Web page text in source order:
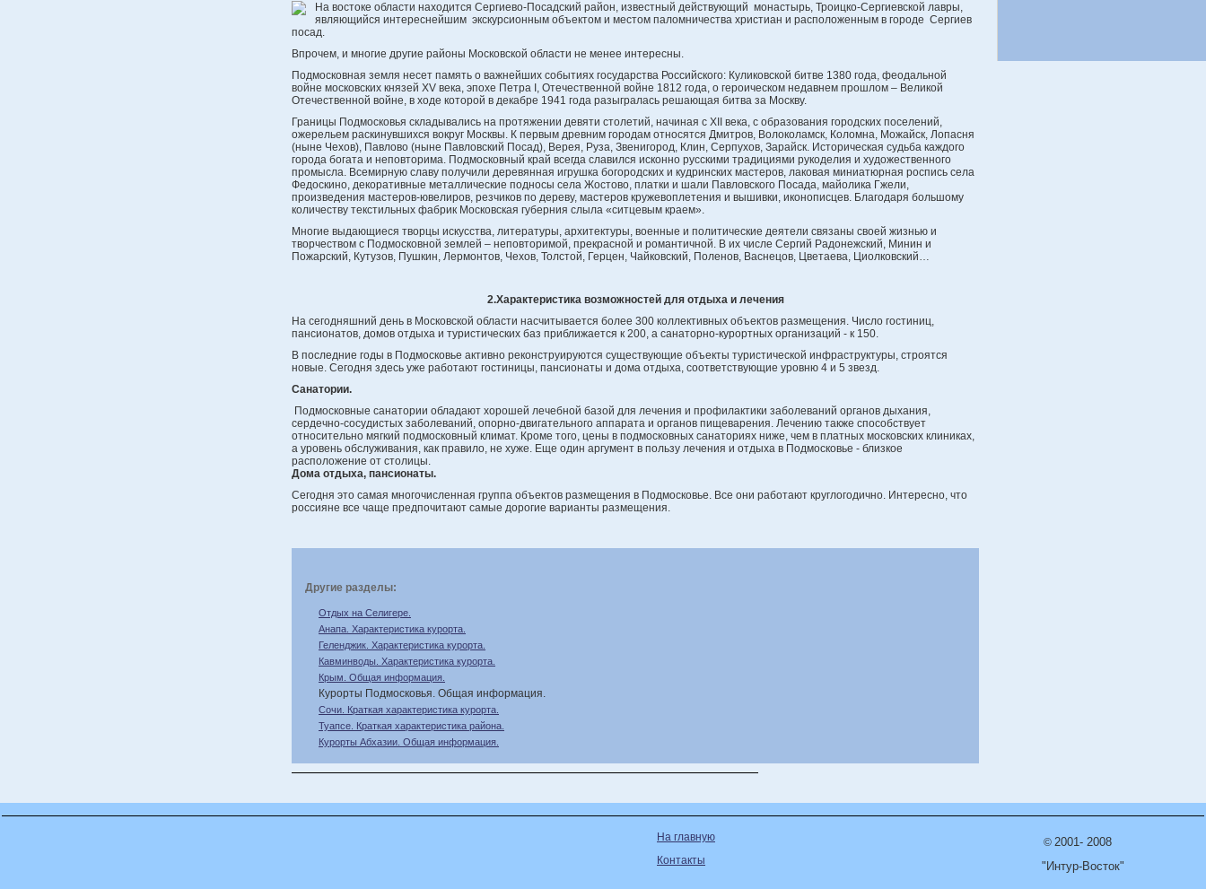
На востоке области находится Сергиево-Посадский район, известный действующий монастырь, Троицко-Сергиевской лавры,
являющийся интереснейшим экскурсионным объектом и местом паломничества христиан и расположенным в городе Сергиев
посад.
Впрочем, и многие другие районы Московской области не менее интересны.
Подмосковная земля несет память о важнейших событиях государства Российского: Куликовской битве 1380 года, феодальной
войне московских князей XV века, эпохе Петра I, Отечественной войне 1812 года, о героическом недавнем прошлом – Великой
Отечественной войне, в ходе которой в декабре 1941 года разыгралась решающая битва за Москву.
Границы Подмосковья складывались на протяжении девяти столетий, начиная с XII века, с образования городских поселений,
ожерельем раскинувшихся вокруг Москвы. К первым древним городам относятся Дмитров, Волоколамск, Коломна, Можайск, Лопасня
(ныне Чехов), Павлово (ныне Павловский Посад), Верея, Руза, Звенигород, Клин, Серпухов, Зарайск. Историческая судьба каждого
города богата и неповторима. Подмосковный край всегда славился исконно русскими традициями рукоделия и художественного
промысла. Всемирную славу получили деревянная игрушка богородских и кудринских мастеров, лаковая миниатюрная роспись села
Федоскино, декоративные металлические подносы села Жостово, платки и шали Павловского Посада, майолика Гжели,
произведения мастеров-ювелиров, резчиков по дереву, мастеров кружевоплетения и вышивки, иконописцев. Благодаря большому
количеству текстильных фабрик Московская губерния слыла «ситцевым краем».
Многие выдающиеся творцы искусства, литературы, архитектуры, военные и политические деятели связаны своей жизнью и
творчеством с Подмосковной землей – неповторимой, прекрасной и романтичной. В их числе Сергий Радонежский, Минин и
Пожарский, Кутузов, Пушкин, Лермонтов, Чехов, Толстой, Герцен, Чайковский, Поленов, Васнецов, Цветаева, Циолковский…
2.Характеристика возможностей для отдыха и лечения
На сегодняшний день в Московской области насчитывается более 300 коллективных объектов размещения. Число гостиниц,
пансионатов, домов отдыха и туристических баз приближается к 200, а санаторно-курортных организаций - к 150.
В последние годы в Подмосковье активно реконструируются существующие объекты туристической инфраструктуры, строятся
новые. Сегодня здесь уже работают гостиницы, пансионаты и дома отдыха, соответствующие уровню 4 и 5 звезд.
Санатории.
Подмосковные санатории обладают хорошей лечебной базой для лечения и профилактики заболеваний органов дыхания,
сердечно-сосудистых заболеваний, опорно-двигательного аппарата и органов пищеварения. Лечению также способствует
относительно мягкий подмосковный климат. Кроме того, цены в подмосковных санаториях ниже, чем в платных московских клиниках,
а уровень обслуживания, как правило, не хуже. Еще один аргумент в пользу лечения и отдыха в Подмосковье - близкое
расположение от столицы.
Дома отдыха, пансионаты.
Сегодня это самая многочисленная группа объектов размещения в Подмосковье. Все они работают круглогодично. Интересно, что
россияне все чаще предпочитают самые дорогие варианты размещения.
Другие разделы:
Отдых на Селигере.
Анапа. Характеристика курорта.
Геленджик. Характеристика курорта.
Кавминводы. Характеристика курорта.
Крым. Общая информация.
Курорты Подмосковья. Общая информация.
Сочи. Краткая характеристика курорта.
Туапсе. Краткая характеристика района.
Курорты Абхазии. Общая информация.
На главную
Контакты
© 2001- 2008
"Интур-Восток"